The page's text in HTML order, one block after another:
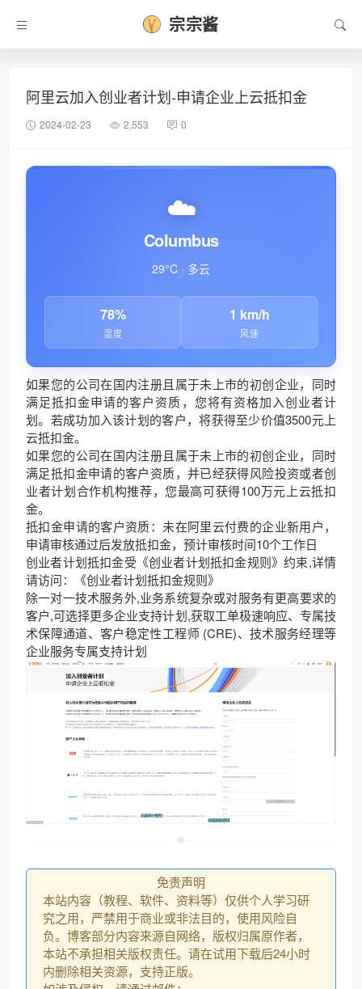
宗宗酱
阿里云加入创业者计划-申请企业上云抵扣金
2024-02-23 2,553 0
☁️
Columbus
29°C · 多云
78%
湿度
1 km/h
风速
如果您的公司在国内注册且属于未上市的初创企业，同时
满足抵扣金申请的客户资质，您将有资格加入创业者计
划。若成功加入该计划的客户，将获得至少价值3500元上
云抵扣金。
如果您的公司在国内注册且属于未上市的初创企业，同时
满足抵扣金申请的客户资质，并已经获得风险投资或者创
业者计划合作机构推荐，您最高可获得100万元上云抵扣
金。
抵扣金申请的客户资质：未在阿里云付费的企业新用户，
申请审核通过后发放抵扣金，预计审核时间10个工作日
创业者计划抵扣金受《创业者计划抵扣金规则》约束,详情
请访问：
《创业者计划抵扣金规则》
除一对一技术服务外,业务系统复杂或对服务有更高要求的
客户,可选择更多企业支持计划,获取工单极速响应、专属技
术保障通道、客户稳定性工程师 (CRE)、技术服务经理等
企业服务专属支持计划
免责声明
本站内容（教程、软件、资料等）仅供个人学习研
究之用，严禁用于商业或非法目的，使用风险自
负。博客部分内容来源自网络，版权归属原作者，
本站不承担相关版权责任。请在试用下载后24小时
内删除相关资源，支持正版。